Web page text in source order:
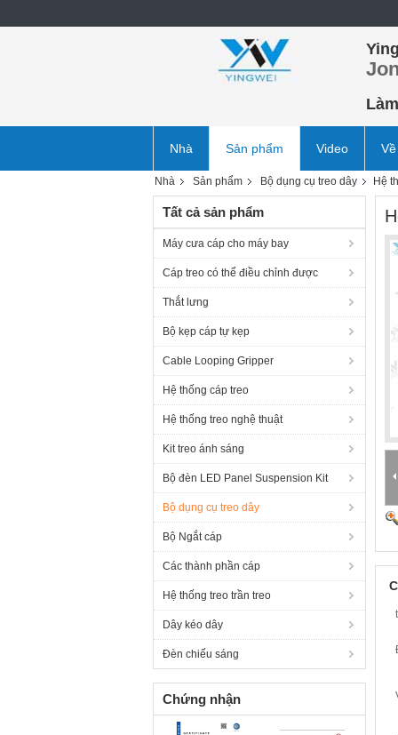
Nhà Sản phẩm Video
Nhà Sản phẩm Bộ dụng cụ treo dây Hệ
Tất cả sản phẩm
Máy cưa cáp cho máy bay
Cáp treo có thể điều chỉnh được
Thắt lưng
Bộ kẹp cáp tự kẹp
Cable Looping Gripper
Hệ thống cáp treo
Hệ thống treo nghệ thuật
Kit treo ánh sáng
Bộ đèn LED Panel Suspension Kit
Bộ dụng cụ treo dây
Bộ Ngắt cáp
Các thành phần cáp
Hệ thống treo trần treo
Dây kéo dây
Đèn chiếu sáng
Chứng nhận